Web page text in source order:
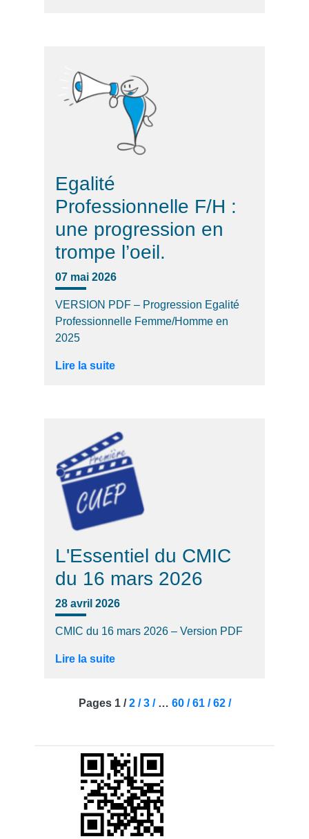
Egalité
Professionnelle F/H :
une progression en
trompe l’oeil.
07 mai 2026
VERSION PDF – Progression Egalité
Professionnelle Femme/Homme en
2025
Lire la suite
L'Essentiel du CMIC
du 16 mars 2026
28 avril 2026
CMIC du 16 mars 2026 – Version PDF
Lire la suite
Pages 1 /2 /3 / … 60 /61 /62 /